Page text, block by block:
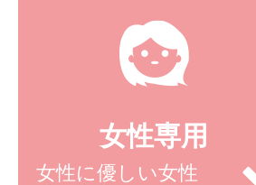
女性専用
女性に優しい女性